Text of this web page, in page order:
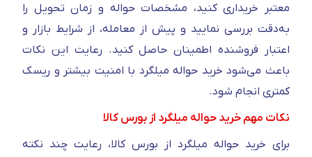
معتبر خریداری کنید، مشخصات حواله و زمان تحویل را
به‌دقت بررسی نمایید و پیش از معامله، از شرایط بازار و
اعتبار فروشنده اطمینان حاصل کنید. رعایت این نکات
باعث می‌شود خرید حواله میلگرد با امنیت بیشتر و ریسک
کمتری انجام شود.
نکات مهم خرید حواله میلگرد از بورس کالا
برای خرید حواله میلگرد از بورس کالا، رعایت چند نکته